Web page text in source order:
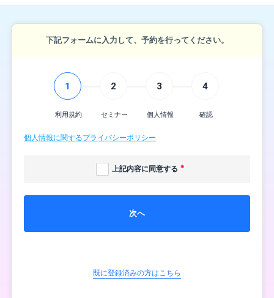
下記フォームに入力して、予約を行ってください。
1
利用規約
2
セミナー
3
個人情報
4
確認
個人情報に関するプライバシーポリシー
上記内容に同意する
次へ
既に登録済みの方はこちら